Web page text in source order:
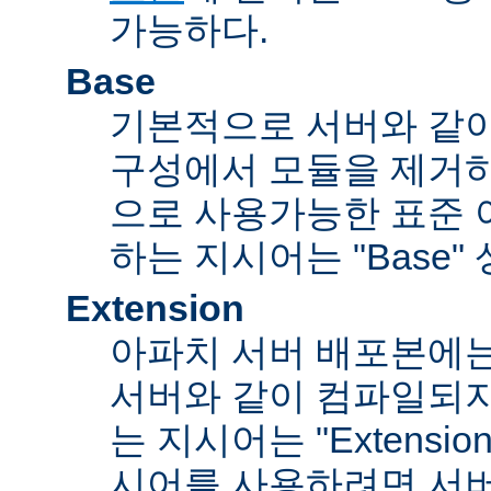
가능하다.
Base
기본적으로 서버와 같
구성에서 모듈을 제거
으로 사용가능한 표준
하는 지시어는 "Base"
Extension
아파치 서버 배포본에
서버와 같이 컴파일되
는 지시어는